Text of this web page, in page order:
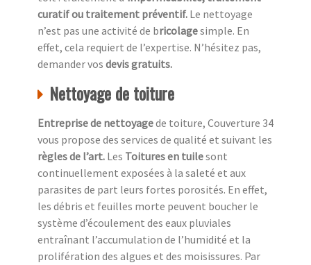
curatif ou traitement préventif. Le nettoyage
n’est pas une activité de bricolagesimple. En
effet, cela requiert de l’expertise. N’hésitez pas,
demander vos devis gratuits.
Nettoyage de toiture
Entreprise de nettoyagede toiture, Couverture 34
vous propose des services de qualité et suivant les
règles de l’art. Les Toitures en tuilesont
continuellement exposées à la saleté et aux
parasites de part leurs fortes porosités. En effet,
les débris et feuilles morte peuvent boucher le
système d’écoulement des eaux pluviales
entraînant l’accumulation de l’humidité et la
prolifération des algues et des moisissures. Par